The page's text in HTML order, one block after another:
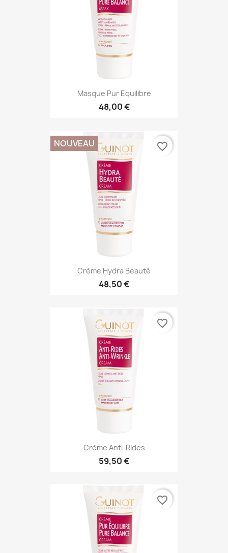
Masque Pur Equilibre
48,00 €
Crème Hydra Beauté
48,50 €
NOUVEAU favorite_border
Crème Anti-Rides
59,50 €
favorite_border
favorite_border